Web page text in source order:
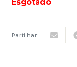
Esgotado
Partilhar: